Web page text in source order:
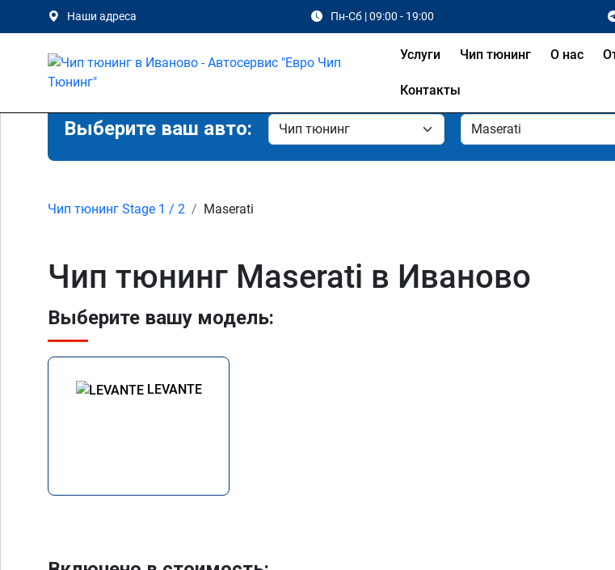
Наши адреса Пн-Сб | 09:00 - 19:00
Услуги Чип тюнинг О нас
Контакты
Выберите ваш авто:
Чип тюнинг Stage 1 / 2 Maserati
Чип тюнинг Maserati в Иваново
Выберите вашу модель:
LEVANTE